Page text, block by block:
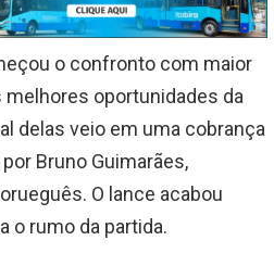
o confronto com maior
melhores oportunidades da
delas veio em uma cobrança
Bruno Guimarães,
O lance acabou
o rumo da partida.